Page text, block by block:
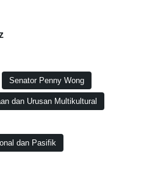
Senator Penny Wong
dan Urusan Multikultural
dan Pasifik